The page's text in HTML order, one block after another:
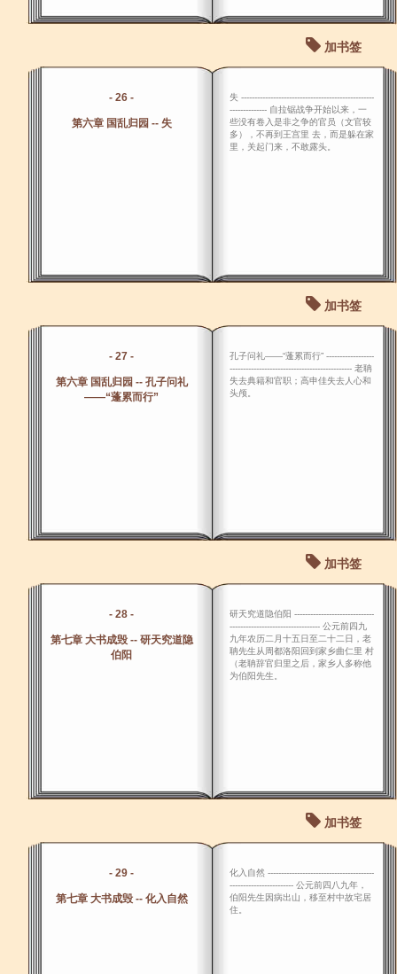
加书签
- 26 -
第六章 国乱归园 -- 失
失 --------------------------------------------------
-------------- 自拉锯战争开始以来，一
些没有卷入是非之争的官员（文官较
多），不再到王宫里 去，而是躲在家
里，关起门来，不敢露头。
加书签
- 27 -
第六章 国乱归园 -- 孔子问礼
――“蓬累而行”
孔子问礼――“蓬累而行” ------------------
---------------------------------------------- 老聃
失去典籍和官职；高申佳失去人心和
头颅。
加书签
- 28 -
第七章 大书成毁 -- 研天究道隐
伯阳
研天究道隐伯阳 ------------------------------
---------------------------------- 公元前四九
九年农历二月十五日至二十二日，老
聃先生从周都洛阳回到家乡曲仁里 村
（老聃辞官归里之后，家乡人多称他
为伯阳先生。
加书签
- 29 -
第七章 大书成毁 -- 化入自然
化入自然 ----------------------------------------
------------------------ 公元前四八九年，
伯阳先生因病出山，移至村中故宅居
住。